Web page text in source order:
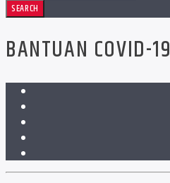
BANTUAN COVID-19